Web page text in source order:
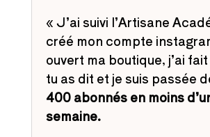
« J’ai suivi l’Artisane
créé mon compte
ouvert ma boutique, j’ai
tu as dit et je suis passée
400 abonnés en moins
semaine.